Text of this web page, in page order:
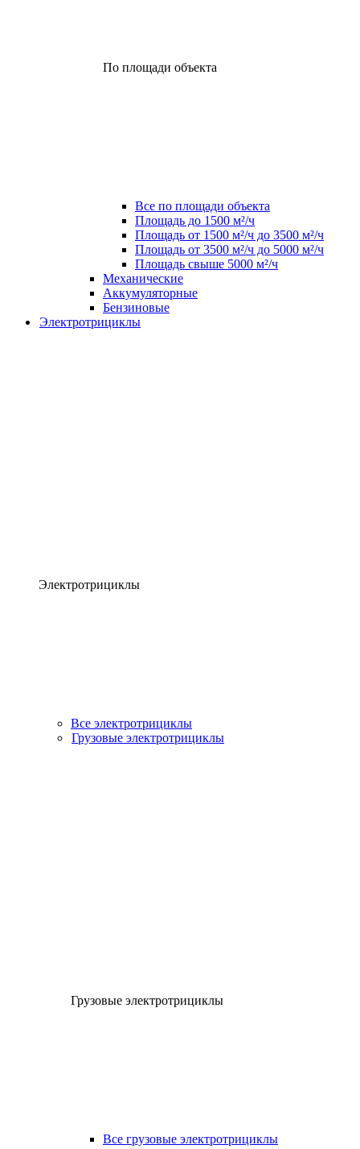
По площади объекта
Все по площади объекта
Площадь до 1500 м²/ч
Площадь от 1500 м²/ч до 3500 м²/ч
Площадь от 3500 м²/ч до 5000 м²/ч
Площадь свыше 5000 м²/ч
Механические
Аккумуляторные
Бензиновые
Электротрициклы
Электротрициклы
Все электротрициклы
Грузовые электротрициклы
Грузовые электротрициклы
Все грузовые электротрициклы